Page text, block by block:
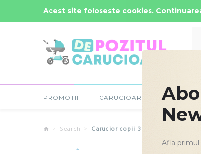
Comenzi Rapide: - 0723-666-005 / 0743-666-006
PROMOTII CARUCIOARE COPII
Search Carucior copii 3 in 1 Vogue Loli
Acest site foloseste cookies.
Afla primul